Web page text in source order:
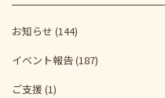
お知らせ (144)
イベント報告(187)
ご支援 (1)